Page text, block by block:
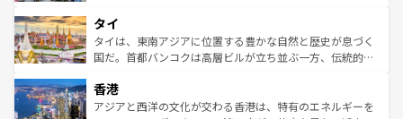
リティに包まれながら、韓国の多彩な魅力を心ゆくまで味
わってみてほしい。 なお、新着の韓国情報はコンテンツ一
覧を参照してほしい。
急速な発展と共に伝統が息づく。ハノイの古い町並みやホ
ーチミン市のフランス統治時代の建物も、独特の雰囲気を
醸し出している。また、バラエティの豊かさとおいしさで
とつ。フォーやバインミー、ベトナムコーヒーなどは、ぜ
ひ現地で味わいたい。どの地域を訪れてもあたたかい人々
タイ
タイは、東南アジアに位置する豊かな自然と歴史が息づく
国だ。首都バンコクは高層ビルが立ち並ぶ一方、伝統的な
の活気が交差している。北部ではチェンマイなどの山岳地
帯で自然と触れ合い、南部ではプーケットやクラビの美し
香港
アジアと西洋の文化が交わる香港は、特有のエネルギーを